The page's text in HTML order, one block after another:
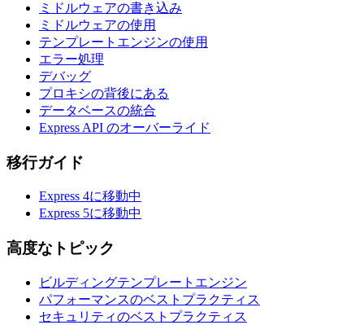
ミドルウェアの書き込み
ミドルウェアの使用
テンプレートエンジンの使用
エラー処理
デバッグ
プロキシの背後にある
データベースの統合
Express API のオーバーライド
移行ガイド
Express 4に移動中
Express 5に移動中
高度なトピック
ビルディングテンプレートエンジン
パフォーマンスのベストプラクティス
セキュリティのベストプラクティス